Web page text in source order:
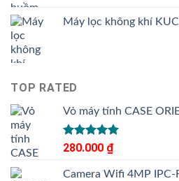
Máy lọc không khí
TOP RATED
Vỏ máy tính CASE
Được xếp
5 sao
280.000 ₫
Camera Wifi 4MP